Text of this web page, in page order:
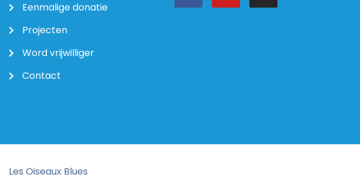
Eenmalige donatie
Projecten
Word vrijwilliger
Contact
Les Oiseaux Blues